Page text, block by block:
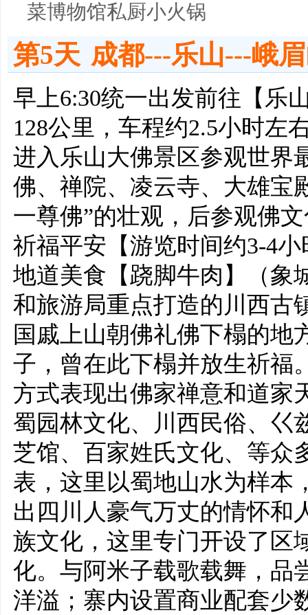
菜博物馆私厨小火锅
第5天 成都---乐山---峨
早上6:30统一出发前往【乐
128公里，车程约2.5小时左
进入乐山大佛景区参观世界
佛、禅院、凌云寺、大雄宝
一尊佛”的壮观，后参观佛
祈福平安【游览时间约3-4
地道美食【跷脚牛肉】（象
和旅游局重点打造的川西古
国戚上山朝佛礼佛下榻的地
子，曾在此下榻并放生祈福
方式表现出佛家禅意和道家
蜀园林文化、川西民俗、巜
芝馆、百家姓氏文化、等众
表，这里以蜀地山水为样本
出四川人豪气万丈的情怀和
族文化，这里专门开设了区
化。与阿米子载歌载舞，品
洋溢；寨内设置商业配套少